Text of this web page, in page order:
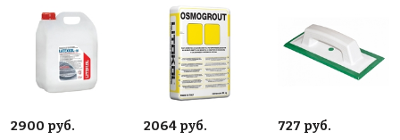
2900 руб.
2064 руб.
727 руб.